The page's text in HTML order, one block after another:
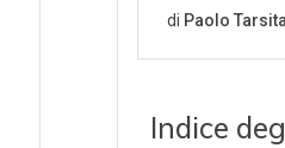
Indice